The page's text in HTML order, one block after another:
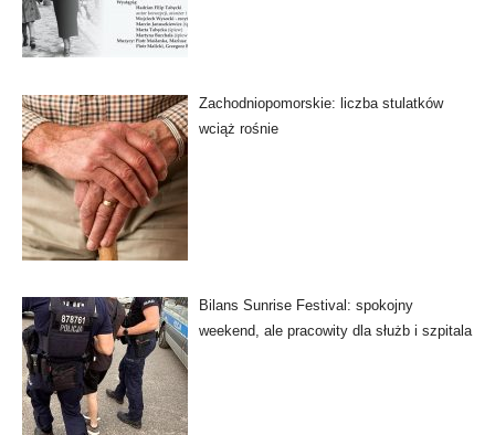
Zachodniopomorskie: liczba stulatków
wciąż rośnie
Bilans Sunrise Festival: spokojny
weekend, ale pracowity dla służb i szpitala